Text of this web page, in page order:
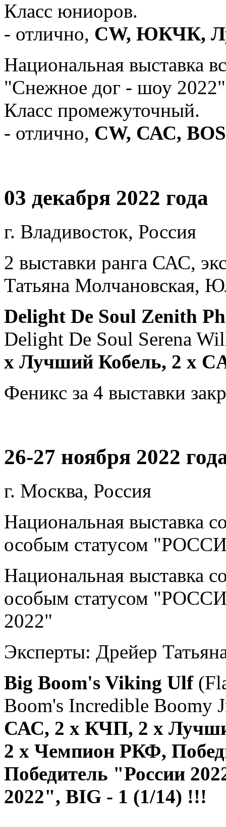
Класс юниоров.
- отлично, CW, ЮКЧК,
Национальная выставка
"Снежное дог - шоу
Класс промежуточный.
- отлично, CW, САС,
03 декабря 2022 года
г. Владивосток, Россия
2 выставки ранга САС,
Татьяна Молчановская,
Delight De Soul Zenith
Delight De Soul Serena
х Лучший Кобель, 2 х
Феникс за 4 выставки
26-27 ноября 2022
г. Москва, Россия
Национальная выставка
особым статусом
Национальная выставка
особым статусом
2022"
Эксперты: Дрейер
Big Boom's Viking Ulf
Boom's Incredible Boomy
САС, 2 х КЧП, 2 х
2 х Чемпион РКФ,
Победитель "России
2022", BIG - 1 (1/14) !!!